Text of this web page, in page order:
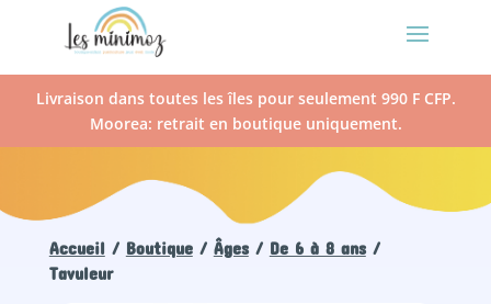
Livraison dans toutes les îles pour seulement 990 F CFP.
Moorea: retrait en boutique uniquement.
Accueil / Boutique/ Âges/ De 6 à 8 ans/
Tavuleur